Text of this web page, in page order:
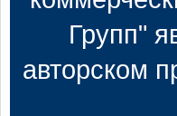
Групп"
авторском